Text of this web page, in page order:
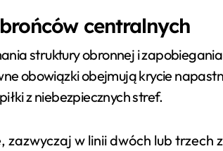
centralnych
struktury obronnej i
obowiązki obejmują krycie
z niebezpiecznych stref.
w linii dwóch lub trzech